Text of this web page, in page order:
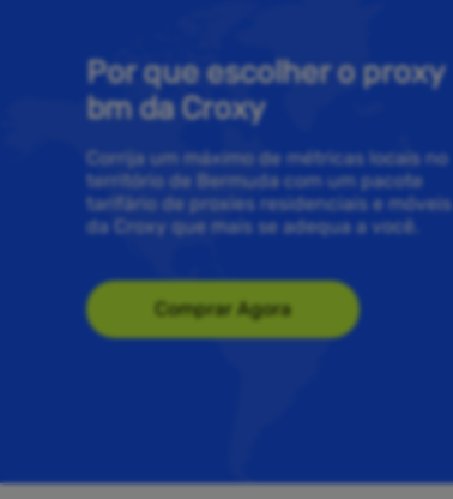
Por que escolher o proxy
bm da Croxy
Corrija um máximo de métricas locais no
território de Bermuda com um pacote
tarifário de proxies residenciais e móveis
da Croxy que mais se adequa a você.
Comprar Agora